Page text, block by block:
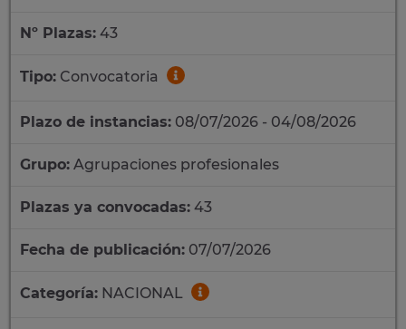
Nº Plazas: 43
Tipo: Convocatoria
Plazo de instancias: 08/07/2026 - 04/08/2026
Grupo: Agrupaciones profesionales
Plazas ya convocadas: 43
Fecha de publicación: 07/07/2026
Categoría: NACIONAL